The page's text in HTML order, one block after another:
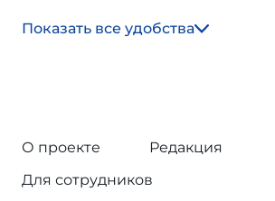
Показать все удобства
О проекте
Редакция
Для сотрудников